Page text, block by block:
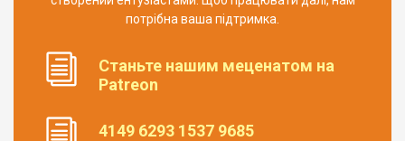
потрібна ваша підтримка.
Станьте нашим меценатом на
Patreon
4149 6293 1537 9685